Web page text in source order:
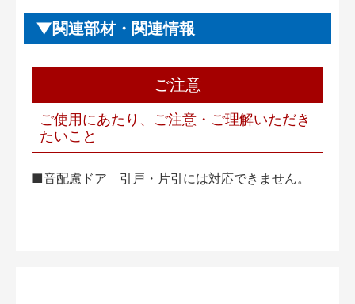
関連部材・関連情報
ご注意
ご使用にあたり、ご注意・ご理解いただき
たいこと
■音配慮ドア 引戸・片引には対応できません。